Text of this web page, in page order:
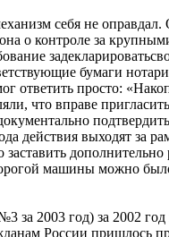
себя не оправдал.
о контроле за
бумаги
ответить просто:
что вправе
действия выходят за
дополнительно
машины можно
за 2003 год) за 2002
России пришлось